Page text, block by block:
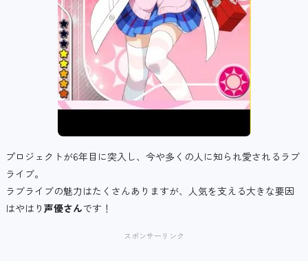
プロジェクトが6年目に突入し、今や多くの人に知られ愛されるラブ
ライブ。
ラブライブの魅力はたくさんありますが、人気を支える大きな要因
はやはり 声優さんです！
スポンサーリンク